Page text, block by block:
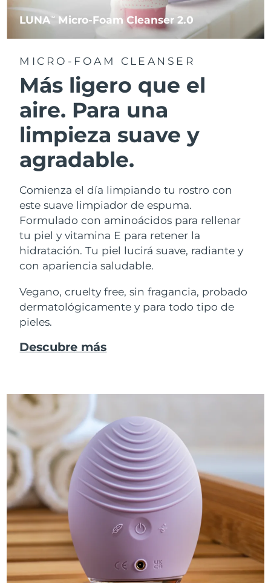
LUNATM Micro-Foam Cleanser 2.0
MICRO-FOAM CLEANSER
Más ligero que el
aire. Para una
limpieza suave y
agradable.
Comienza el día limpiando tu rostro con
este suave limpiador de espuma.
Formulado con aminoácidos para rellenar
tu piel y vitamina E para retener la
hidratación. Tu piel lucirá suave, radiante y
con apariencia saludable.
Vegano, cruelty free, sin fragancia, probado
dermatológicamente y para todo tipo de
pieles.
Descubre más